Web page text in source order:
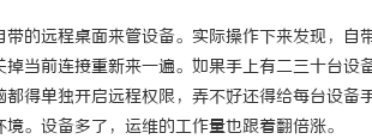
的远程桌面来管设备。实际操作下来发现，
当前连接重新来一遍。如果手上有二三十台设
都得单独开启远程权限，弄不好还得给每台设
境。设备多了，运维的工作量也跟着翻倍涨。
未来机遇深度 全方位解析白云影视：打造精
锐平台